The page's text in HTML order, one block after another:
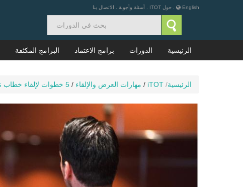
English حول ITOT أسئلة وأجوبة الاتصال بنا
الرئيسية الدورات برامج الاعتماد البرامج المكثفة
الرئيسية/
iTOT
/ مهارات العرض والإلقاء / 5 خطوات لإلقاء خطاب ناجح (الجزء الثاني)